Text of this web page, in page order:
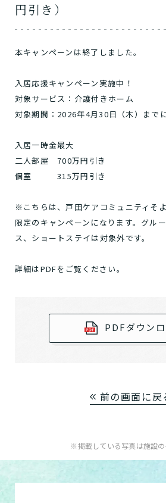
円引き）
本キャンペーンは終了しました。
入居応援キャンペーン実施中！
対象サービス：介護付きホーム
対象期間：2026年4月30日（木）まで
入居一時金最大
二人部屋 700万円引き
個室 315万円引き
※こちらは、戸田ケアコミュニティそ
限定のキャンペーンになります。グル
ス、ショートステイは対象外です。
詳細はPDFをご覧ください。
PDFダウン
前の画面に戻
※掲載している写真は施設の